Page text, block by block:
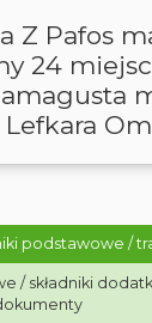
Z Pafos
24
podstawowe /
/ składniki